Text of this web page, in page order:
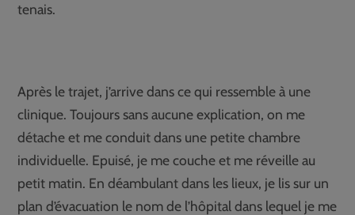
tenais.
Après le trajet, j’arrive dans ce qui ressemble à une
clinique. Toujours sans aucune explication, on me
détache et me conduit dans une petite chambre
individuelle. Epuisé, je me couche et me réveille au
petit matin. En déambulant dans les lieux, je lis sur un
plan d’évacuation le nom de l’hôpital dans lequel je me